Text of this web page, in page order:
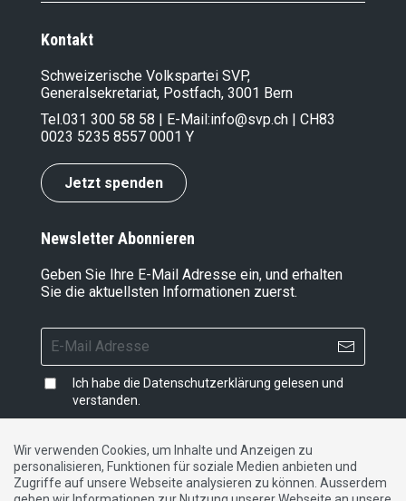
Kontakt
Schweizerische Volkspartei SVP,
Generalsekretariat, Postfach, 3001 Bern
Tel.031 300 58 58 | E-Mail:info@svp.ch | CH83
0023 5235 8557 0001 Y
Jetzt spenden
Newsletter Abonnieren
Geben Sie Ihre E-Mail Adresse ein, und erhalten
Sie die aktuellsten Informationen zuerst.
Ich habe die Datenschutzerklärung gelesen und
verstanden.
Impressum |Datenschutzerklärung|Kontakt
Wir verwenden Cookies, um Inhalte und Anzeigen zu
personalisieren, Funktionen für soziale Medien anbieten und
Zugriffe auf unsere Webseite analysieren zu können. Ausserdem